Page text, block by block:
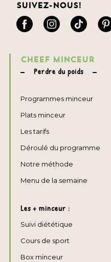
Suivez-nous!
CHEEF MINCEUR
Perdre du poids
Programmes minceur
Plats minceur
Les tarifs
Déroulé du programme
Notre méthode
Menu de la semaine
Les + minceur :
Suivi diététique
Cours de sport
Box minceur